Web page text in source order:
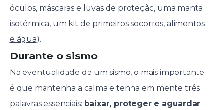
óculos, máscaras e luvas de proteção, uma manta
isotérmica, um kit de primeiros socorros, alimentos
e água).
Durante o sismo
Na eventualidade de um sismo, o mais importante
é que mantenha a calma e tenha em mente três
palavras essenciais: baixar, proteger e aguardar.